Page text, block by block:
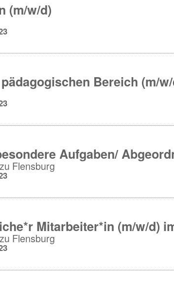
(m/w/d)
Bereich (m/
Aufgaben/
Flensburg
Mitarbeiter*in (m/w/d)
Flensburg